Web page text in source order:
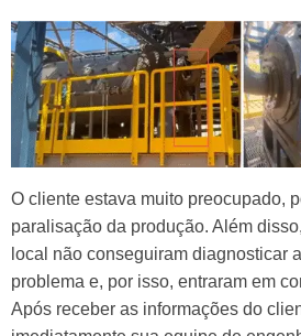
O cliente estava muito preocupado,
paralisação da produção. Além
local não conseguiram diagnosticar
problema e, por isso, entraram em
Após receber as informações do